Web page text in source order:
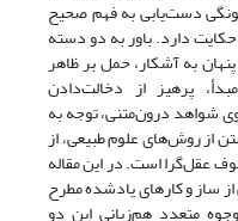
دست‌یابی به فهم صحیح
دارد. باور به دو دسته
به آشکار، حمل بر ظاهر
پرهیز از دخالت‌دادن
درون‌متنی، توجه به
از روش‌های علوم طبیعی، از
عقل‌گرا است. در این مقاله
ساز و کارهای یادشده مطرح
متعدد هم‌زبانی این دو